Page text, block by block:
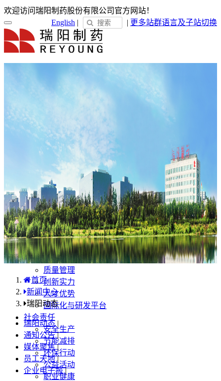
欢迎访问瑞阳制药股份有限公司官方网站！
语言及子站切换
English | | 更多站群
关于瑞阳
瑞阳简介
企业文化
新闻中心
瑞阳动态
通知公告
媒体聚焦
员工天地
企业电子报
产品服务
产品中心
国内分布
学术合规
企业优势
质量管理
创新实力
人才优势
国际化与研发平台
社会责任
安全生产
节能减排
环保行动
公益活动
职业健康
首页
新闻中心
瑞阳动态
瑞阳动态 |
通知公告 |
媒体聚焦 |
员工天地 |
企业电子报 |